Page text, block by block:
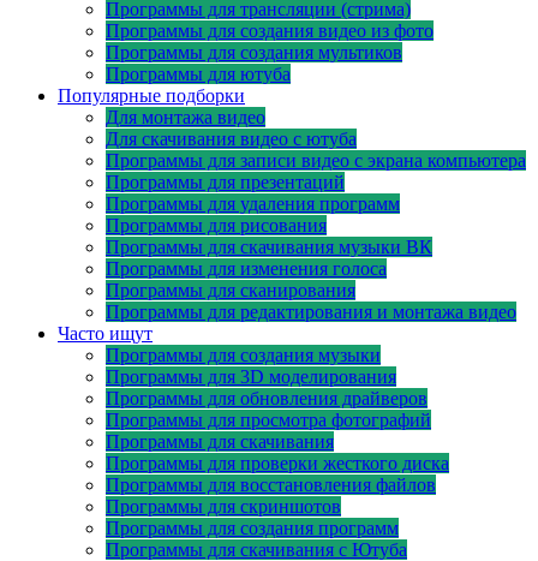
Программы для трансляции (стрима)
Программы для создания видео из фото
Программы для создания мультиков
Программы для ютуба
Популярные подборки
Для монтажа видео
Для скачивания видео с ютуба
Программы для записи видео с экрана компьютера
Программы для презентаций
Программы для удаления программ
Программы для рисования
Программы для скачивания музыки ВК
Программы для изменения голоса
Программы для сканирования
Программы для редактирования и монтажа видео
Часто ищут
Программы для создания музыки
Программы для 3D моделирования
Программы для обновления драйверов
Программы для просмотра фотографий
Программы для скачивания
Программы для проверки жесткого диска
Программы для восстановления файлов
Программы для скриншотов
Программы для создания программ
Программы для скачивания с Ютуба